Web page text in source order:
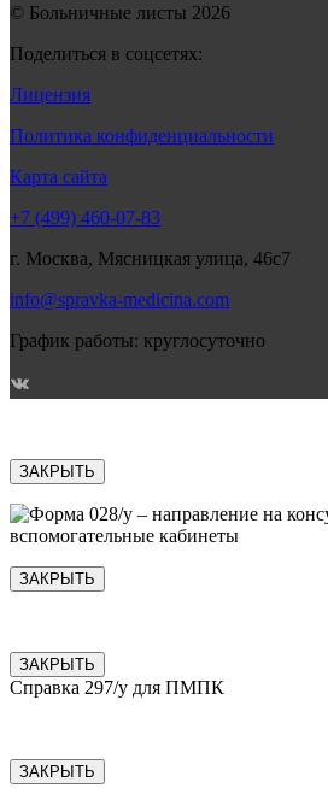
© Больничные листы 2026
Поделиться в соцсетях:
Лицензия
Политика конфиденциальности
Карта сайта
+7 (499) 460-07-83
г. Москва, Мясницкая улица, 46с7
info@spravka-medicina.com
График работы: круглосуточно
ЗАКРЫТЬ
ЗАКРЫТЬ
ЗАКРЫТЬ
Справка 297/у для ПМПК
ЗАКРЫТЬ